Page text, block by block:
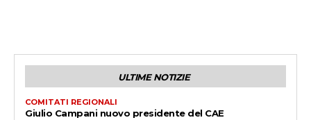
ULTIME NOTIZIE
COMITATI REGIONALI
Giulio Campani nuovo presidente del CAE